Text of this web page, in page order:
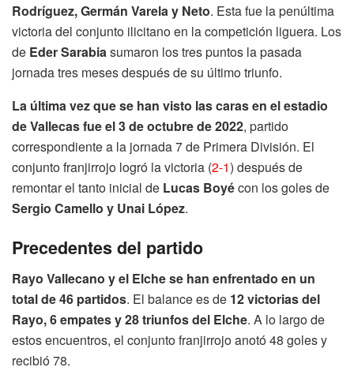
Rodríguez, Germán Varela y Neto. Esta fue la penúltima
victoria del conjunto ilicitano en la competición liguera. Los
de Eder Sarabiasumaron los tres puntos la pasada
jornada tres meses después de su último triunfo.
La última vez que se han visto las caras en el estadio
de Vallecas fue el 3 de octubre de 2022, partido
correspondiente a la jornada 7 de Primera División. El
conjunto franjirrojo logró la victoria (2-1) después de
remontar el tanto inicial de Lucas Boyécon los goles de
Sergio Camello y Unai López.
Precedentes del partido
Rayo Vallecano y el Elche se han enfrentado en un
total de 46 partidos. El balance es de 12 victorias del
Rayo, 6 empates y 28 triunfos del Elche. A lo largo de
estos encuentros, el conjunto franjirrojo anotó 48 goles y
recibió 78.